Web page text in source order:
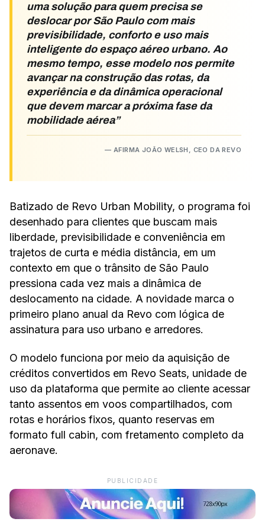
uma solução para quem precisa se
deslocar por São Paulo com mais
previsibilidade, conforto e uso mais
inteligente do espaço aéreo urbano. Ao
mesmo tempo, esse modelo nos permite
avançar na construção das rotas, da
experiência e da dinâmica operacional
que devem marcar a próxima fase da
mobilidade aérea
AFIRMA JOÃO WELSH, CEO DA REVO
Batizado de Revo Urban Mobility, o programa foi
desenhado para clientes que buscam mais
liberdade, previsibilidade e conveniência em
trajetos de curta e média distância, em um
contexto em que o trânsito de São Paulo
pressiona cada vez mais a dinâmica de
deslocamento na cidade. A novidade marca o
primeiro plano anual da Revo com lógica de
assinatura para uso urbano e arredores.
O modelo funciona por meio da aquisição de
créditos convertidos em Revo Seats, unidade de
uso da plataforma que permite ao cliente acessar
tanto assentos em voos compartilhados, com
rotas e horários fixos, quanto reservas em
formato full cabin, com fretamento completo da
aeronave.
PUBLICIDADE